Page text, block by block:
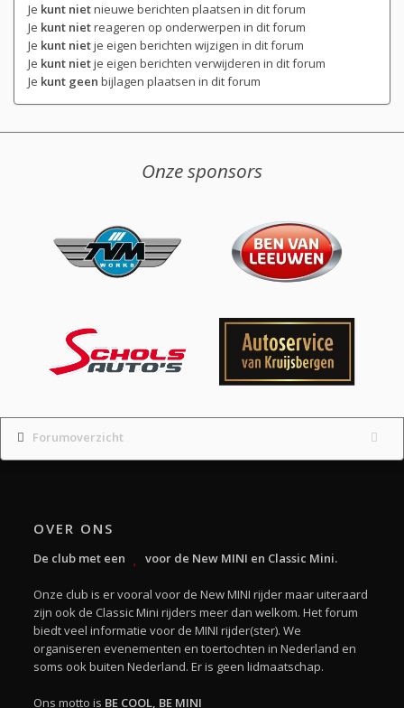
Je kunt nietnieuwe berichten plaatsen in dit forum
Je kunt nietreageren op onderwerpen in dit forum
Je kunt nietje eigen berichten wijzigen in dit forum
Je kunt nietje eigen berichten verwijderen in dit forum
Je kunt geen bijlagen plaatsen in dit forum
Onze sponsors
Forumoverzicht
OVER ONS
De club met een voor de New MINI en Classic Mini.
Onze club is er vooral voor de New MINI rijder maar uiteraard
zijn ook de Classic Mini rijders meer dan welkom. Het forum
biedt veel informatie voor de MINI rijder(ster). We
organiseren evenementen en toertochten in Nederland en
soms ook buiten Nederland. Er is geen lidmaatschap.
Ons motto is BE COOL, BE MINI